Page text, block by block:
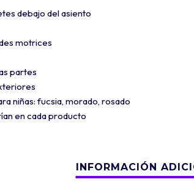
debajo del asiento
motrices
partes
niñas: fucsia, morado, rosado
en cada producto